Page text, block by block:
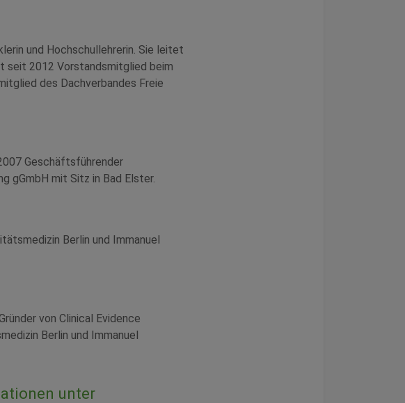
und Hochschullehrerin. Sie leitet
seit 2012 Vorstandsmitglied beim
des Dachverbandes Freie
Geschäftsführender
gGmbH mit Sitz in Bad Elster.
Berlin und Immanuel
von Clinical Evidence
Berlin und Immanuel
unter